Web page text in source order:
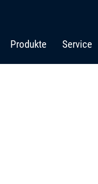
Produkte Service